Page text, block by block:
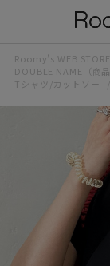
Roomy’s WEB
DOUBLE NAME（商
Tシャツ/カットソー